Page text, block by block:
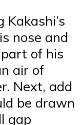
nose and
of his
air of
Next, add
be drawn
gap